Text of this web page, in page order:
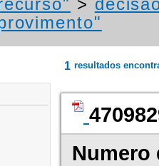
>
1 resultados
Numero